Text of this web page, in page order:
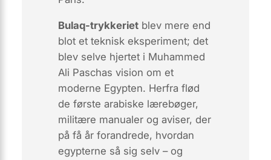
Bulaq-trykkerietblev mere end
blot et teknisk eksperiment; det
blev selve hjertet i Muhammed
Ali Paschas vision om et
moderne Egypten. Herfra flød
de første arabiske lærebøger,
militære manualer og aviser, der
på få år forandrede, hvordan
egypterne så sig selv – og